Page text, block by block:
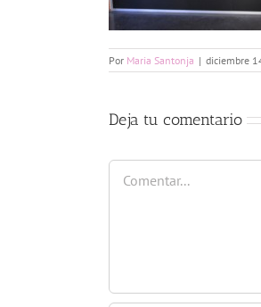
Por Maria Santonja | diciembre
Deja tu comentario
Comentar